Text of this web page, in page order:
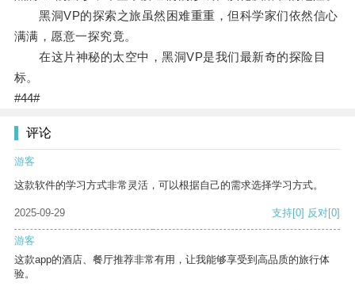
黑洞VP的探索之旅虽然困难重重，但科学家们依然信心
满满，愿意一探究竟。
在这片神秘的太空中，黑洞VP是我们最新奇的探险目
标。
#44#
评论
游客
这款软件的学习方式非常灵活，可以根据自己的需求选择学习方式。
2025-09-29 支持[0] 反对[0]
游客
这款app的酒店、餐厅推荐非常有用，让我能够享受到高品质的旅行体
验。